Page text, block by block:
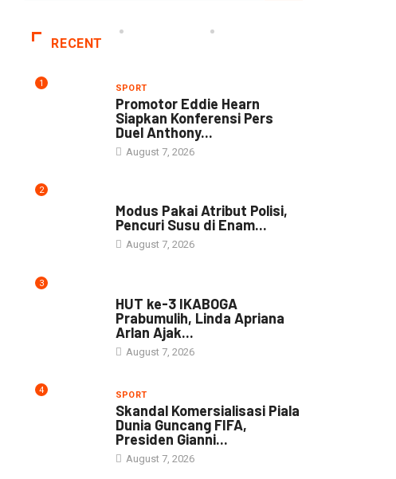
RECENT
1 SPORT
Promotor Eddie Hearn
Siapkan Konferensi Pers
Duel Anthony...
August 7, 2026
2
Modus Pakai Atribut Polisi,
Pencuri Susu di Enam...
August 7, 2026
3
HUT ke-3 IKABOGA
Prabumulih, Linda Apriana
Arlan Ajak...
August 7, 2026
4 SPORT
Skandal Komersialisasi Piala
Dunia Guncang FIFA,
Presiden Gianni...
August 7, 2026